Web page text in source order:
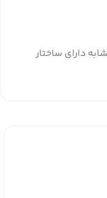
دارای ساختار